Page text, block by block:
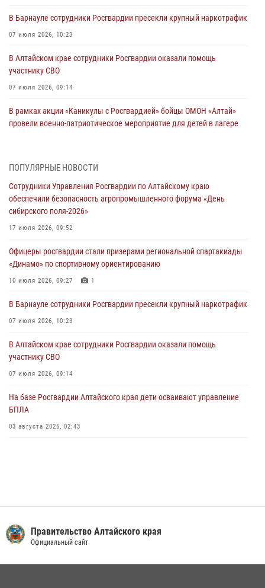
В Барнауле сотрудники Росгвардии пресекли крупный наркотрафик
07 июля 2026, 10:23
В Алтайском крае сотрудники Росгвардии оказали помощь
участнику СВО
07 июля 2026, 09:14
В рамках акции «Каникулы с Росгвардией» бойцы ОМОН «Алтай»
провели военно-патриотическое мероприятие для детей в лагере
акции «Коробка храбрости»
Сотрудники Росгвардии провели встречу с юными пограничниками
03 июля 2026, 04:03
Управление Росгвардии по Алтайскому краю провело для детей
02 июля 2026, 00:55
Алтайскому краю подведены итоги «прямой линии»
01 июля 2026, 07:49
ПОПУЛЯРНЫЕ НОВОСТИ
Сотрудники Управления Росгвардии по Алтайскому краю
обеспечили безопасность агропромышленного форума «День
сибирского поля-2026»
17 июля 2026, 09:52
Офицеры росгвардии стали призерами региональной спартакиады
«Динамо» по спортивному ориентированию
10 июля 2026, 09:27 1
В Барнауле сотрудники Росгвардии пресекли крупный наркотрафик
07 июля 2026, 10:23
В Алтайском крае сотрудники Росгвардии оказали помощь
участнику СВО
07 июля 2026, 09:14
На базе Росгвардии Алтайского края дети осваивают управление
БПЛА
03 августа 2026, 02:43
Правительство Алтайского края
Официальный сайт